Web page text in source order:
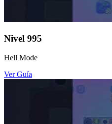
Nivel 995
Hell Mode
Ver Guía